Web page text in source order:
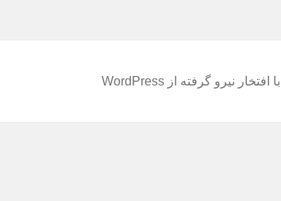
با افتخار نیرو گرفته از WordPress